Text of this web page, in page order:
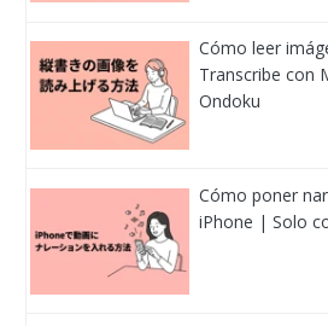
Cómo leer
Transcribe con
Ondoku
Cómo poner
iPhone | Solo